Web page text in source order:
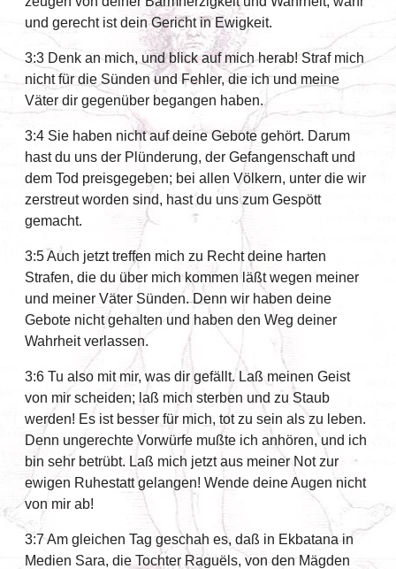
und gerecht ist dein Gericht in Ewigkeit.
3:3 Denk an mich, und blick auf mich herab! Straf mich
nicht für die Sünden und Fehler, die ich und meine
Väter dir gegenüber begangen haben.
3:4 Sie haben nicht auf deine Gebote gehört. Darum
hast du uns der Plünderung, der Gefangenschaft und
dem Tod preisgegeben; bei allen Völkern, unter die wir
zerstreut worden sind, hast du uns zum Gespött
gemacht.
3:5 Auch jetzt treffen mich zu Recht deine harten
Strafen, die du über mich kommen läßt wegen meiner
und meiner Väter Sünden. Denn wir haben deine
Gebote nicht gehalten und haben den Weg deiner
Wahrheit verlassen.
3:6 Tu also mit mir, was dir gefällt. Laß meinen Geist
von mir scheiden; laß mich sterben und zu Staub
werden! Es ist besser für mich, tot zu sein als zu leben.
Denn ungerechte Vorwürfe mußte ich anhören, und ich
bin sehr betrübt. Laß mich jetzt aus meiner Not zur
ewigen Ruhestatt gelangen! Wende deine Augen nicht
von mir ab!
3:7 Am gleichen Tag geschah es, daß in Ekbatana in
Medien Sara, die Tochter Raguëls, von den Mägden